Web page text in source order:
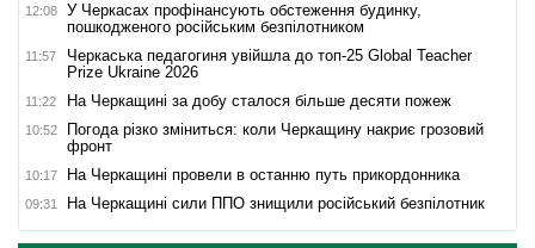
12:08
У Черкасах профінансують обстеження будинку,
пошкодженого російським безпілотником
11:57
Черкаська педагогиня увійшла до топ-25 Global Teacher
Prize Ukraine 2026
11:22 На Черкащині за добу сталося більше десяти пожеж
10:52
Погода різко зміниться: коли Черкащину накриє грозовий
фронт
10:17 На Черкащині провели в останню путь прикордонника
09:31 На Черкащині сили ППО знищили російський безпілотник